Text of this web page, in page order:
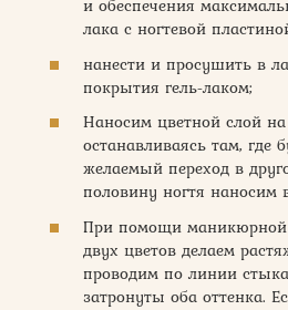
и обеспечения
лака с ногтевой
нанести и просушить в
покрытия гель-лаком;
Наносим цветной слой
останавливаясь там, где
желаемый переход в
половину ногтя наносим
При помощи маникюрной
двух цветов делаем
проводим по линии
затронуты оба оттенка.